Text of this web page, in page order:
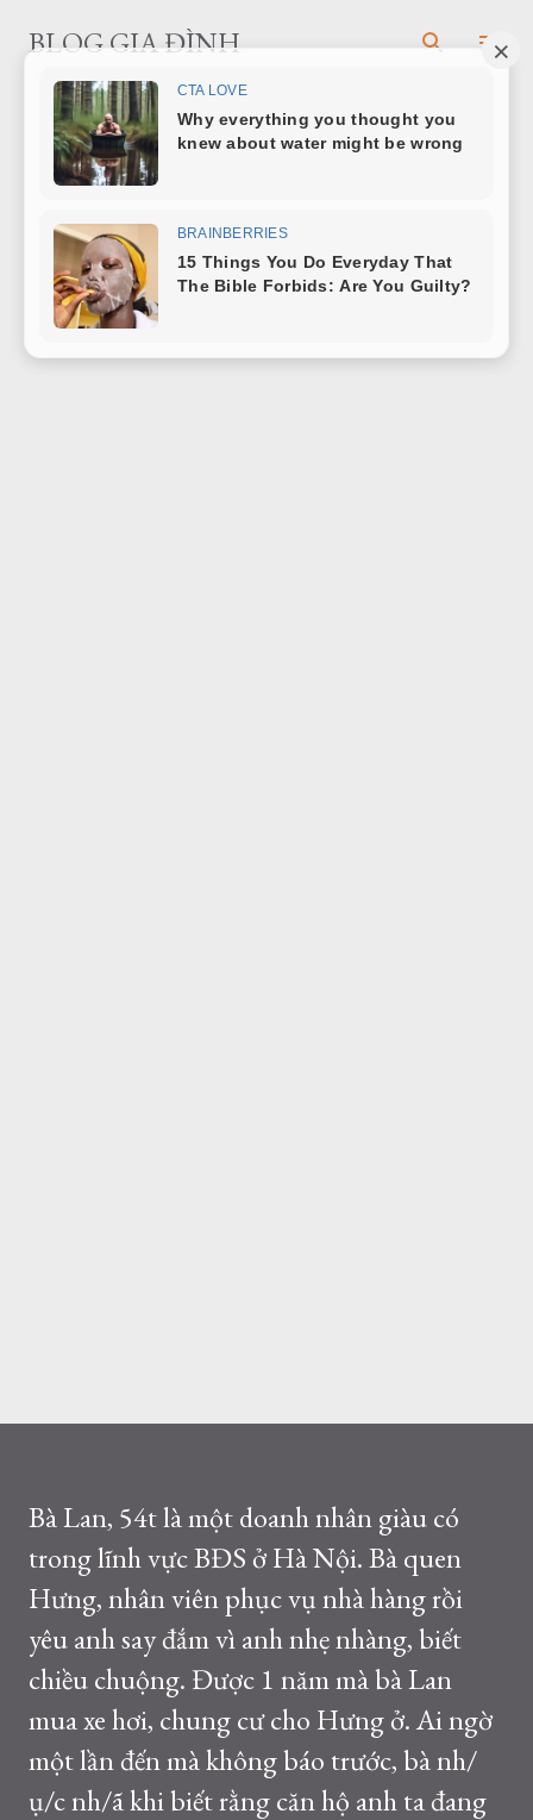
Chuyển đến nội dung chính
BLOG GIA ĐÌNH
Bà Lan, 54t là một doanh nhân giàu có
trong lĩnh vực BĐS ở Hà Nội. Bà quen
Hưng, nhân viên phục vụ nhà hàng rồi
yêu anh say đắm vì anh nhẹ nhàng, biết
chiều chuộng. Được 1 năm mà bà Lan
mua xe hơi, chung cư cho Hưng ở. Ai ngờ
một lần đến mà không báo trước, bà nh/
ụ/c nh/ã khi biết rằng căn hộ anh ta đang